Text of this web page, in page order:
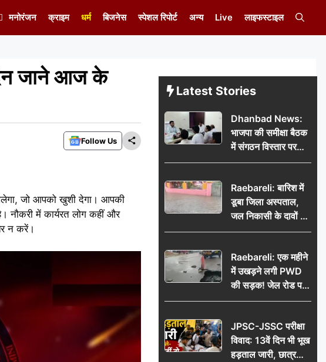
मनोरंजन क्राइम धर्म बिजनेस स्पेशल रिपोर्ट अन्य Live लाइफस्टाइल
जाने आज के
Follow Us
जो आपको खुशी देगा। आपकी
नौकरी में कार्यरत लोग कहीं और
न करें।
Latest Stories
Dhanbad News:
भाजपा की समीक्षा बैठक
में संगठन विस्तार पर
मंथन, बीडीओ से
जनसमस्याओं का विवरण
Raebareli: बारिश में
डूबा जिला अस्पताल,
जल निकासी के दावों की
खुली पोल
Raebareli: एक महीने
में उखड़ने लगी PWD
की सड़क! जेल रोड पर
गड्ढे ने खोली निर्माण
की उठी मांग
JPSC-JSSC परीक्षा
विवाद: 13वें दिन भी भूख
हड़ताल जारी, छात्र